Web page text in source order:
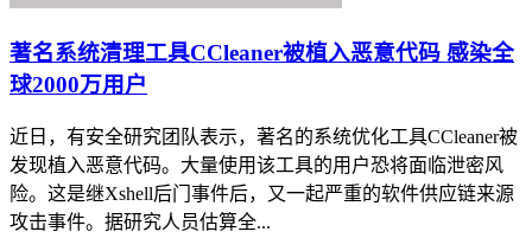
著名系统清理工具CCleaner被植入恶意代码 感染全
球2000万用户
近日，有安全研究团队表示，著名的系统优化工具CCleaner被
发现植入恶意代码。大量使用该工具的用户恐将面临泄密风
险。这是继Xshell后门事件后，又一起严重的软件供应链来源
攻击事件。据研究人员估算全...